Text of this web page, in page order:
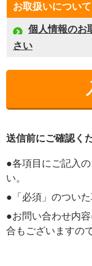
お取扱いについて
個人情報のお
さい
送信前にご確認く
●各項目にご記入
い。
●「必須」のつい
●お問い合わせ内
合もございますの